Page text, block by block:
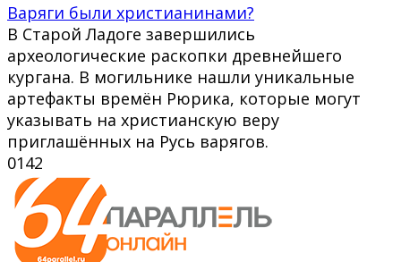
Варяги были христианинами?
В Старой Ладоге завершились
археологические раскопки древнейшего
кургана. В могильнике нашли уникальные
артефакты времён Рюрика, которые могут
указывать на христианскую веру
приглашённых на Русь варягов.
0142